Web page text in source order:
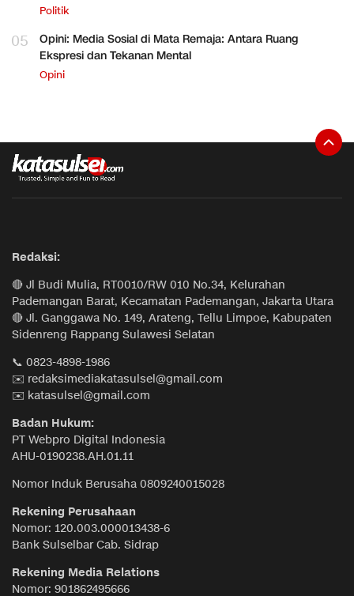
Politik
05
Opini: Media Sosial di Mata Remaja: Antara Ruang
Ekspresi dan Tekanan Mental
Opini
Redaksi:
🔴 Jl Budi Mulia, RT0010/RW 010 No.34, Kelurahan
Pademangan Barat, Kecamatan Pademangan, Jakarta Utara
🔴 Jl. Ganggawa No. 149, Arateng, Tellu Limpoe, Kabupaten
Sidenreng Rappang Sulawesi Selatan
📞 0823-4898-1986
✉️ redaksimediakatasulsel@gmail.com
✉️ katasulsel@gmail.com
Badan Hukum:
PT Webpro Digital Indonesia
AHU-0190238.AH.01.11
Nomor Induk Berusaha 0809240015028
Rekening Perusahaan
Nomor: 120.003.000013438-6
Bank Sulselbar Cab. Sidrap
Rekening Media Relations
Nomor: 901862495666